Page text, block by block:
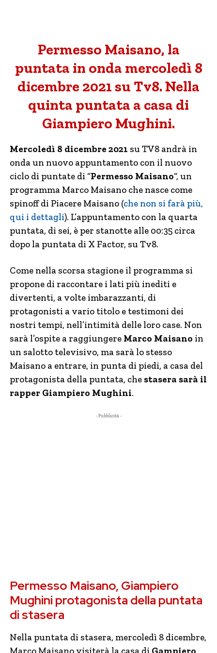
Permesso Maisano, la
puntata in onda mercoledì 8
dicembre 2021 su Tv8. Nella
quinta puntata a casa di
Giampiero Mughini.
Mercoledì 8 dicembre 2021 su TV8 andrà in
onda un nuovo appuntamento con il nuovo
ciclo di puntate di “Permesso Maisano“, un
programma Marco Maisano che nasce come
spinoff di Piacere Maisano (che non si farà più,
qui i dettagli). L’appuntamento con la quarta
puntata, di sei, è per stanotte alle 00:35 circa
dopo la puntata di X Factor, su Tv8.
Come nella scorsa stagione il programma si
propone di raccontare i lati più inediti e
divertenti, a volte imbarazzanti, di
protagonisti a vario titolo e testimoni dei
nostri tempi, nell’intimità delle loro case. Non
sarà l’ospite a raggiungere Marco Maisano in
un salotto televisivo, ma sarà lo stesso
Maisano a entrare, in punta di piedi, a casa del
protagonista della puntata, che stasera sarà il
rapper Giampiero Mughini.
- Pubblicità -
Permesso Maisano, Giampiero
Mughini protagonista della puntata
di stasera
Nella puntata di stasera, mercoledì 8 dicembre,